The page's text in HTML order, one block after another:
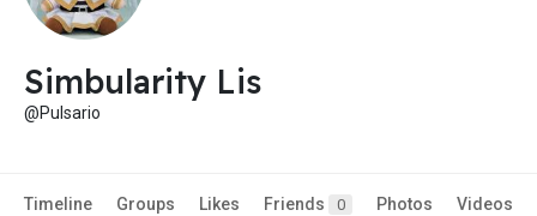
Simbularity Lis
@Pulsario
Timeline Groups Likes Friends 0 Photos Videos